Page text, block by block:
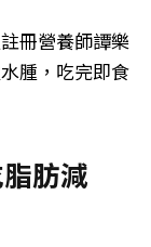
冊營養師譚樂
腫，吃完即食
肪減